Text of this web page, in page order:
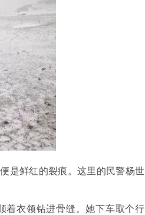
是鲜红的裂痕。这里的民警杨世
着衣领钻进骨缝。她下车取个行